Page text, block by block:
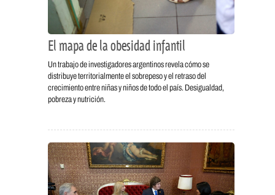
El mapa de la obesidad infantil
Un trabajo de investigadores argentinos revela cómo se
distribuye territorialmente el sobrepeso y el retraso del
crecimiento entre niñas y niños de todo el país. Desigualdad,
pobreza y nutrición.